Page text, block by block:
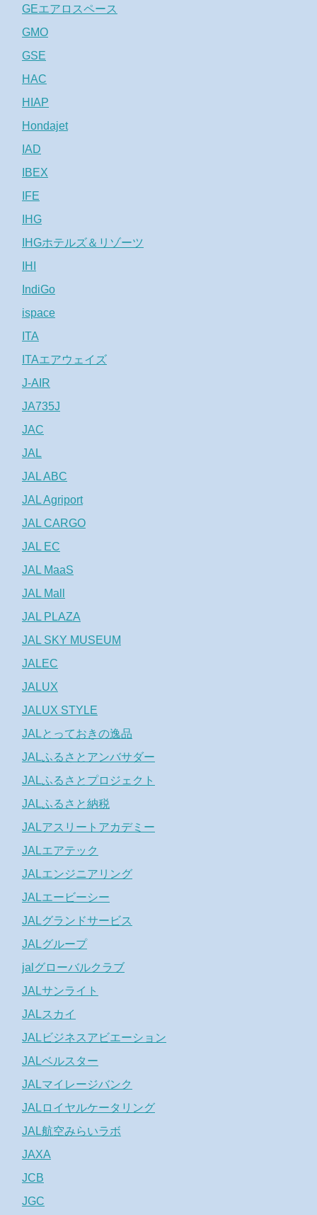
GEエアロスペース
GMO
GSE
HAC
HIAP
Hondajet
IAD
IBEX
IFE
IHG
IHGホテルズ＆リゾーツ
IHI
IndiGo
ispace
ITA
ITAエアウェイズ
J-AIR
JA735J
JAC
JAL
JAL ABC
JAL Agriport
JAL CARGO
JAL EC
JAL MaaS
JAL Mall
JAL PLAZA
JAL SKY MUSEUM
JALEC
JALUX
JALUX STYLE
JALとっておきの逸品
JALふるさとアンバサダー
JALふるさとプロジェクト
JALふるさと納税
JALアスリートアカデミー
JALエアテック
JALエンジニアリング
JALエービーシー
JALグランドサービス
JALグループ
jalグローバルクラブ
JALサンライト
JALスカイ
JALビジネスアビエーション
JALベルスター
JALマイレージバンク
JALロイヤルケータリング
JAL航空みらいラボ
JAXA
JCB
JGC